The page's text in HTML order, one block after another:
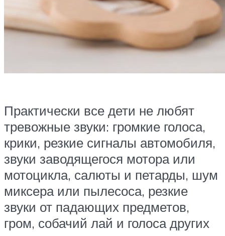
Практически все дети не любят
тревожные звуки: громкие голоса,
крики, резкие сигналы автомобиля,
звуки заводящегося мотора или
мотоцикла, салюты и петарды, шум
миксера или пылесоса, резкие
звуки от падающих предметов,
гром, собачий лай и голоса других